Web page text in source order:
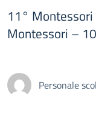
11°
Montessori –
Personale